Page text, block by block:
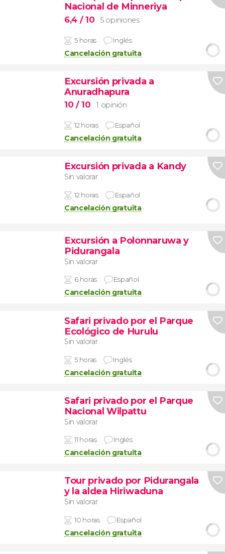
Nacional de Minneriya
6,4 / 10 5 opiniones
5 horas Inglés
Cancelación gratuita
Excursión privada a
Anuradhapura
10 / 10 1 opinión
12 horas Español
Cancelación gratuita
Excursión privada a Kandy
Sin valorar
12 horas Español
Cancelación gratuita
Excursión a Polonnaruwa y
Pidurangala
Sin valorar
6 horas Español
Cancelación gratuita
Safari privado por el Parque
Ecológico de Hurulu
Sin valorar
5 horas Inglés
Cancelación gratuita
Safari privado por el Parque
Nacional Wilpattu
Sin valorar
11 horas Inglés
Cancelación gratuita
Tour privado por Pidurangala
y la aldea Hiriwaduna
Sin valorar
10 horas Español
Cancelación gratuita